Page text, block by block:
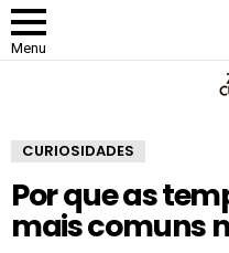
Menu
CURIOSIDADES
Por que as
mais comuns